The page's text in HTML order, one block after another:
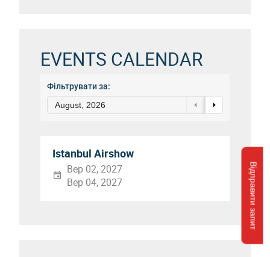
Відправити запит
EVENTS CALENDAR
Фільтрувати за:
August, 2026
Istanbul Airshow
Вер 02, 2027
Вер 04, 2027